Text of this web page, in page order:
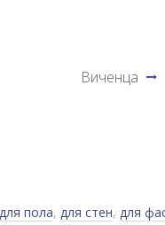
Виченца
для пола, для стен, для